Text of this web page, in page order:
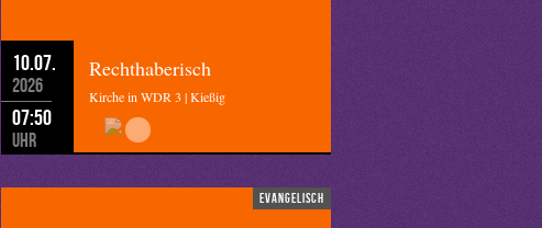
10.07.
2026
07:50
Uhr
Rechthaberisch
Kirche in WDR 3 | Kießig
evangelisch